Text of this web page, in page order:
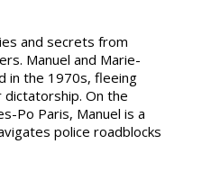
and secrets from
Manuel and Marie-
in the 1970s, fleeing
dictatorship. On the
Po Paris, Manuel is a
police roadblocks